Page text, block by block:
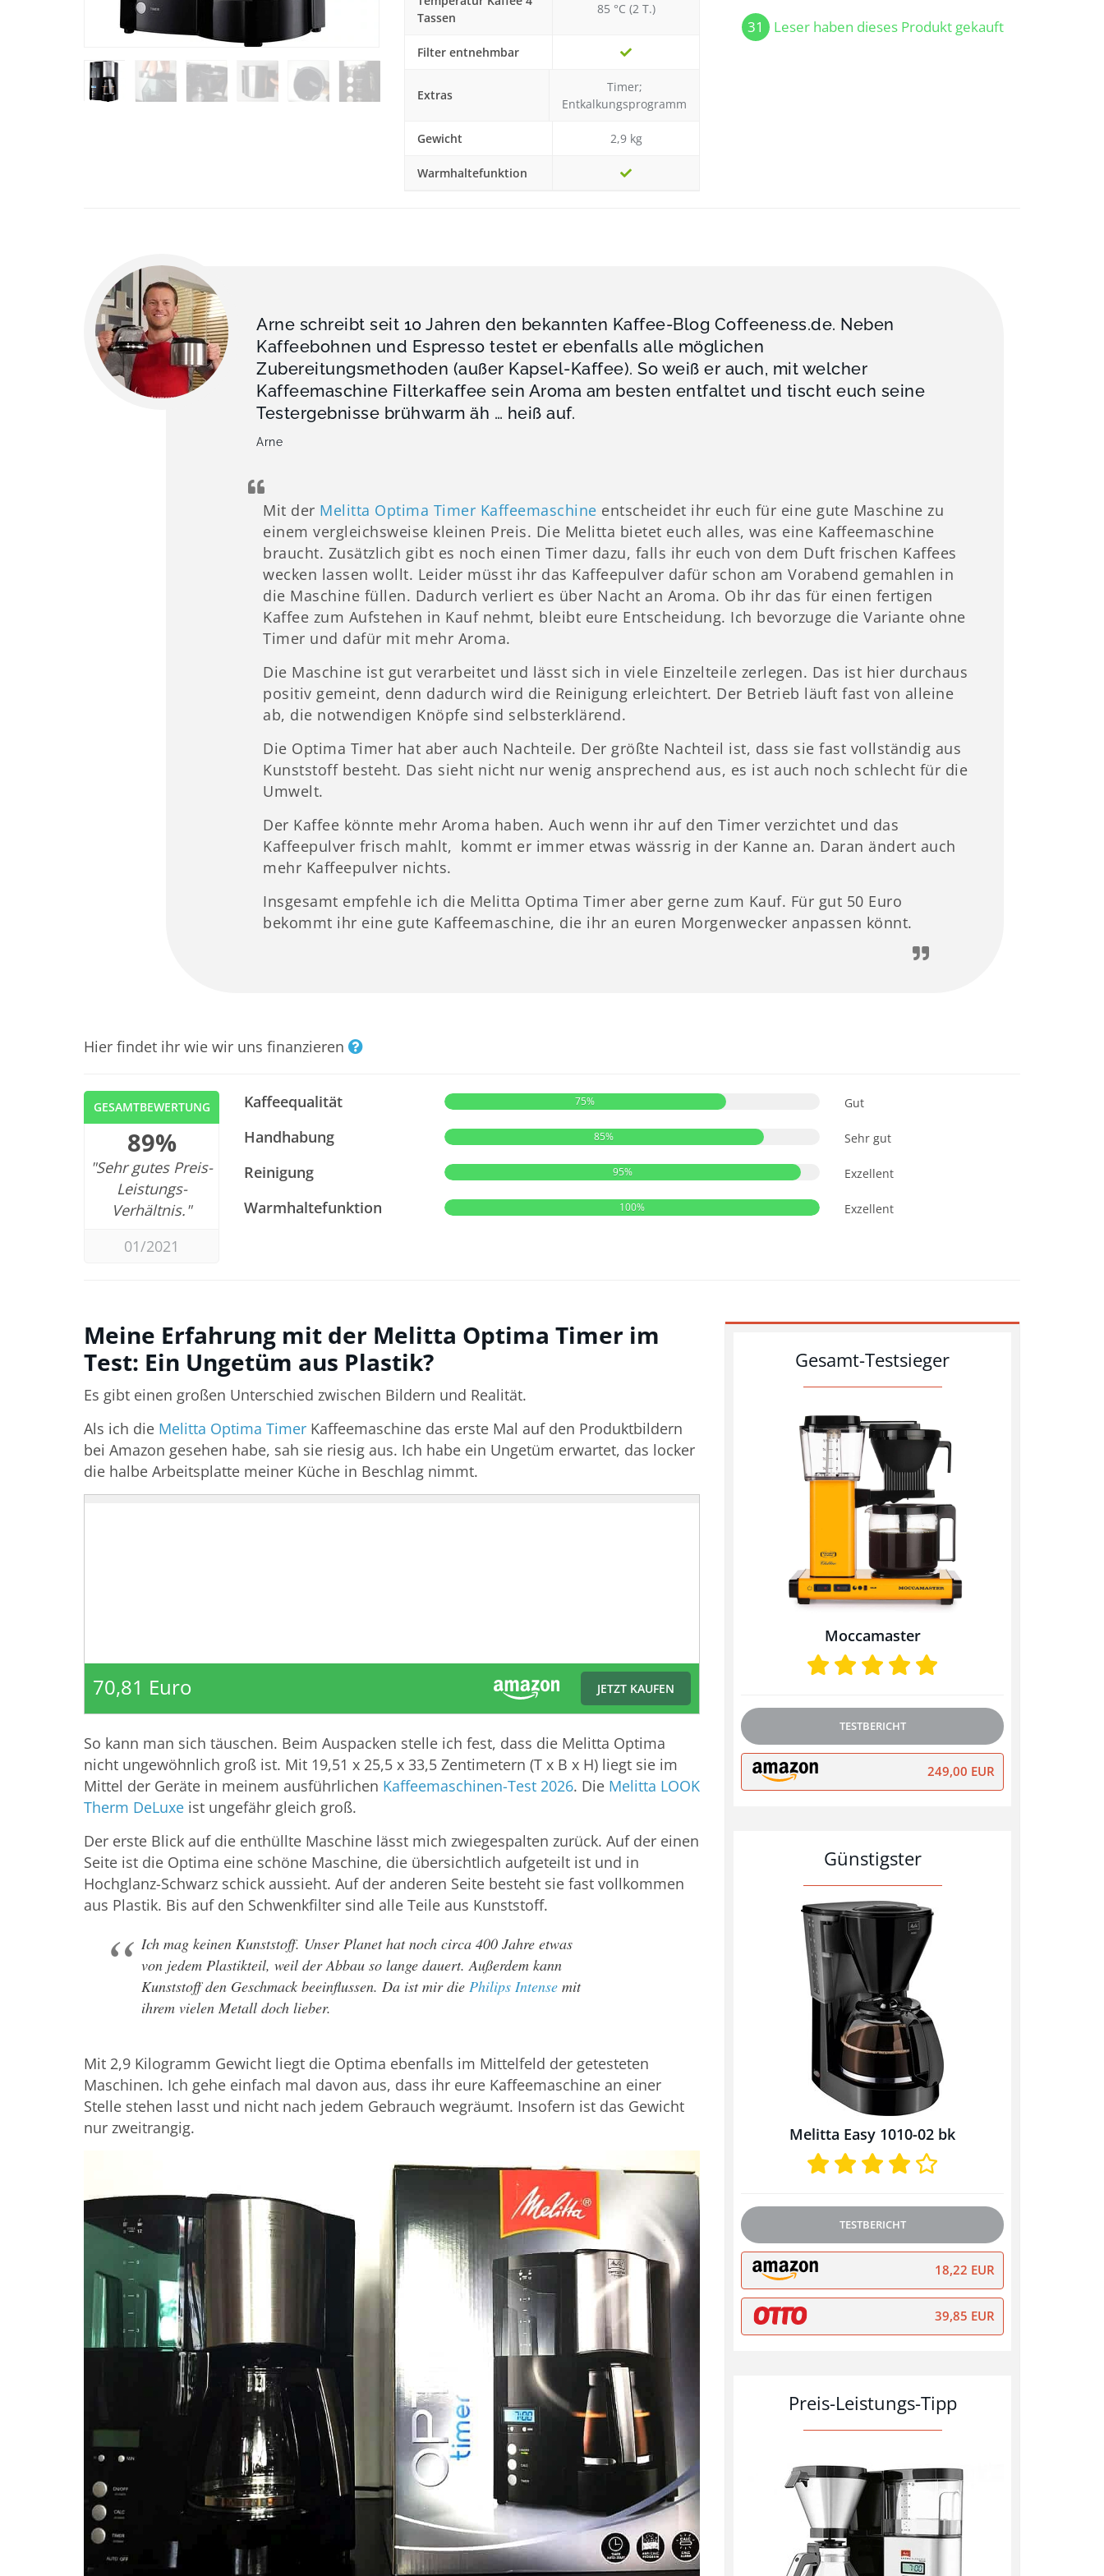
31 Leser haben dieses Produkt gekauft
Tassen
85 °C (2 T.)
Filter entnehmbar
Extras
Timer;
Entkalkungsprogramm
Gewicht 2,9 kg
Warmhaltefunktion
Arne schreibt seit 10 Jahren den bekannten Kaffee-Blog Coffeeness.de. Neben
Kaffeebohnen und Espresso testet er ebenfalls alle möglichen
Zubereitungsmethoden (außer Kapsel-Kaffee). So weiß er auch, mit welcher
Kaffeemaschine Filterkaffee sein Aroma am besten entfaltet und tischt euch seine
Testergebnisse brühwarm äh … heiß auf.
Arne
Mit der Melitta Optima Timer Kaffeemaschine entscheidet ihr euch für eine gute Maschine zu
einem vergleichsweise kleinen Preis. Die Melitta bietet euch alles, was eine Kaffeemaschine
braucht. Zusätzlich gibt es noch einen Timer dazu, falls ihr euch von dem Duft frischen Kaffees
wecken lassen wollt. Leider müsst ihr das Kaffeepulver dafür schon am Vorabend gemahlen in
die Maschine füllen. Dadurch verliert es über Nacht an Aroma. Ob ihr das für einen fertigen
Kaffee zum Aufstehen in Kauf nehmt, bleibt eure Entscheidung. Ich bevorzuge die Variante ohne
Timer und dafür mit mehr Aroma.
Die Maschine ist gut verarbeitet und lässt sich in viele Einzelteile zerlegen. Das ist hier durchaus
positiv gemeint, denn dadurch wird die Reinigung erleichtert. Der Betrieb läuft fast von alleine
ab, die notwendigen Knöpfe sind selbsterklärend.
Die Optima Timer hat aber auch Nachteile. Der größte Nachteil ist, dass sie fast vollständig aus
Kunststoff besteht. Das sieht nicht nur wenig ansprechend aus, es ist auch noch schlecht für die
Umwelt.
Der Kaffee könnte mehr Aroma haben. Auch wenn ihr auf den Timer verzichtet und das
Kaffeepulver frisch mahlt, kommt er immer etwas wässrig in der Kanne an. Daran ändert auch
mehr Kaffeepulver nichts.
Insgesamt empfehle ich die Melitta Optima Timer aber gerne zum Kauf. Für gut 50 Euro
bekommt ihr eine gute Kaffeemaschine, die ihr an euren Morgenwecker anpassen könnt.
Hier findet ihr wie wir uns finanzieren
GESAMTBEWERTUNG
89%
"Sehr gutes Preis-
Leistungs-
Verhältnis."
01/2021
Kaffeequalität 75% Gut
Handhabung 85% Sehr gut
Reinigung 95% Exzellent
Warmhaltefunktion 100% Exzellent
Meine Erfahrung mit der Melitta Optima Timer im
Test: Ein Ungetüm aus Plastik?
Es gibt einen großen Unterschied zwischen Bildern und Realität.
Als ich die Melitta Optima Timer Kaffeemaschine das erste Mal auf den Produktbildern
bei Amazon gesehen habe, sah sie riesig aus. Ich habe ein Ungetüm erwartet, das locker
die halbe Arbeitsplatte meiner Küche in Beschlag nimmt.
70,81 Euro JETZT KAUFEN
So kann man sich täuschen. Beim Auspacken stelle ich fest, dass die Melitta Optima
nicht ungewöhnlich groß ist. Mit 19,51 x 25,5 x 33,5 Zentimetern (T x B x H) liegt sie im
Mittel der Geräte in meinem ausführlichen Kaffeemaschinen-Test 2026. Die Melitta LOOK
Therm DeLuxe ist ungefähr gleich groß.
Der erste Blick auf die enthüllte Maschine lässt mich zwiegespalten zurück. Auf der einen
Seite ist die Optima eine schöne Maschine, die übersichtlich aufgeteilt ist und in
Hochglanz-Schwarz schick aussieht. Auf der anderen Seite besteht sie fast vollkommen
aus Plastik. Bis auf den Schwenkfilter sind alle Teile aus Kunststoff.
Ich mag keinen Kunststoff. Unser Planet hat noch circa 400 Jahre etwas
von jedem Plastikteil, weil der Abbau so lange dauert. Außerdem kann
Kunststoff den Geschmack beeinflussen. Da ist mir die Philips Intense mit
ihrem vielen Metall doch lieber.
Mit 2,9 Kilogramm Gewicht liegt die Optima ebenfalls im Mittelfeld der getesteten
Maschinen. Ich gehe einfach mal davon aus, dass ihr eure Kaffeemaschine an einer
Stelle stehen lasst und nicht nach jedem Gebrauch wegräumt. Insofern ist das Gewicht
nur zweitrangig.
Gesamt-Testsieger
Moccamaster
TESTBERICHT
249,00 EUR
Günstigster
Melitta Easy 1010-02 bk
TESTBERICHT
18,22 EUR
39,85 EUR
Preis-Leistungs-Tipp